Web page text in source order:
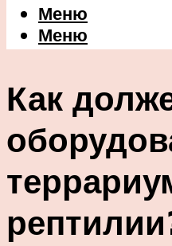
Меню
Меню
Как